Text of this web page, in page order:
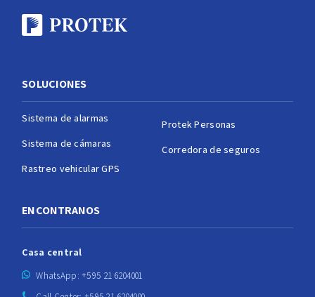
SOLUCIONES
Sistema de alarmas
Sistema de cámaras
Rastreo vehicular GPS
Protek Personas
Corredora de seguros
ENCONTRANOS
Casa central
WhatsApp: +595 21 6204001